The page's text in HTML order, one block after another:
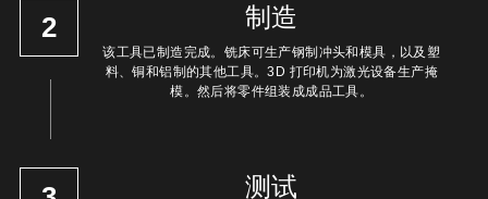
2 制造
该工具已制造完成。铣床可生产钢制冲头和模具，以及塑
料、铜和铝制的其他工具。3D 打印机为激光设备生产掩
模。然后将零件组装成成品工具。
测试